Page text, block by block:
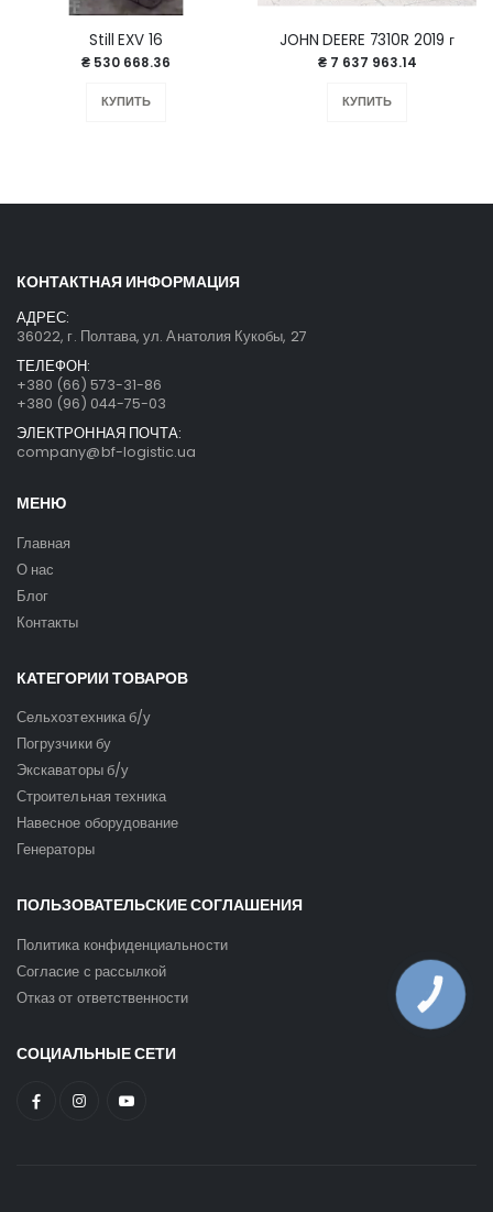
Still EXV 16
₴ 530 668.36
КУПИТЬ
JOHN DEERE 7310R 2019 г
₴ 7 637 963.14
КУПИТЬ
КОНТАКТНАЯ ИНФОРМАЦИЯ
АДРЕС:
36022, г. Полтава, ул. Анатолия Кукобы, 27
ТЕЛЕФОН:
+380 (66) 573-31-86
+380 (96) 044-75-03
ЭЛЕКТРОННАЯ ПОЧТА:
company@bf-logistic.ua
МЕНЮ
Главная
О нас
Блог
Контакты
КАТЕГОРИИ ТОВАРОВ
Сельхозтехника б/у
Погрузчики бу
Экскаваторы б/у
Строительная техника
Навесное оборудование
Генераторы
ПОЛЬЗОВАТЕЛЬСКИЕ СОГЛАШЕНИЯ
Политика конфиденциальности
Согласие с рассылкой
Отказ от ответственности
СОЦИАЛЬНЫЕ СЕТИ
КНОПКА
ЗВ'ЯЗКУ